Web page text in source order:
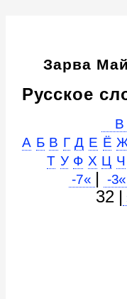
Зарва
Русское
В
А Б В Г Д Е Ё
Т У Ф Х Ц Ч
-7« | -3«
32 |